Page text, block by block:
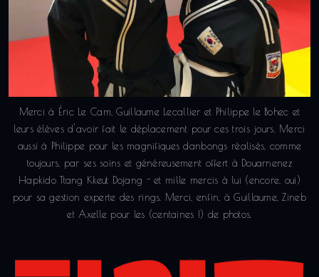
Merci à Éric Le Cam, Guillaume Lecallier et Philippe le Bohec et
leurs élèves d'avoir fait le déplacement pour ces trois jours. Merci
aussi à Philippe pour les magnifiques danbongs réalisés, comme
toujours, par ses soins et généreusement offert à Douarnenez
Hapkido Ttang Kkeut Dojang - et mille mercis à lui (encore, oui)
pour sa gestion experte des rings. Merci, enfin, à Guillaume, Zineb
et Axelle pour les (centaines !) de photos.